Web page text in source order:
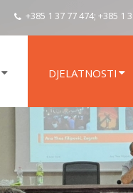
+385 1 37 77 474; +385 1
DJELATNOSTI